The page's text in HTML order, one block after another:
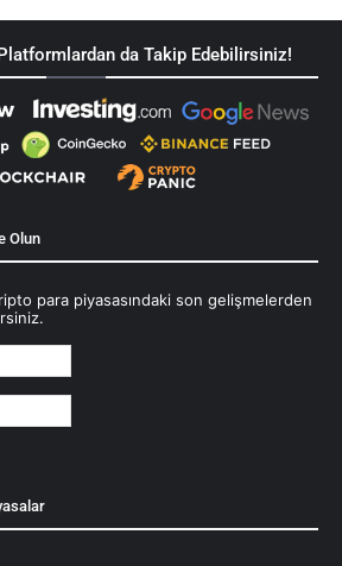
da Takip Edebilirsiniz!
Olun
para piyasasındaki son gelişmelerden